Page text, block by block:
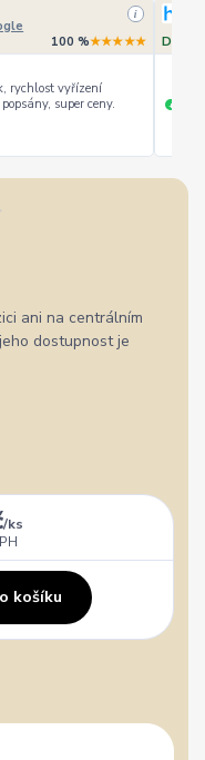
i
100 %★★★★★
rychlost vyřízení
super ceny.
+
ani na centrálním
dostupnost je
/ks
košíku